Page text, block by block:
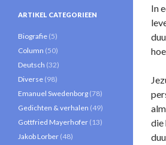
In
die
ARTIKEL CATEGORIEEN
Biografie (5)
Column (50)
Deutsch (32)
Diverse (98)
Emanuel Swedenborg (78)
Gedichten & verhalen (49)
Gottfried Mayerhofer (13)
Jakob Lorber (48)